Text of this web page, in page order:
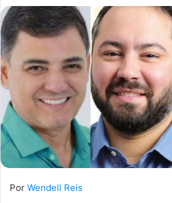
Por Wendell Reis